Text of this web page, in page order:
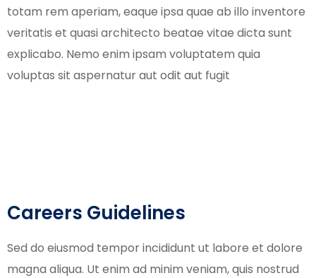
totam rem aperiam, eaque ipsa quae ab illo inventore
veritatis et quasi architecto beatae vitae dicta sunt
explicabo. Nemo enim ipsam voluptatem quia
voluptas sit aspernatur aut odit aut fugit
Careers Guidelines
Sed do eiusmod tempor incididunt ut labore et dolore
magna aliqua. Ut enim ad minim veniam, quis nostrud